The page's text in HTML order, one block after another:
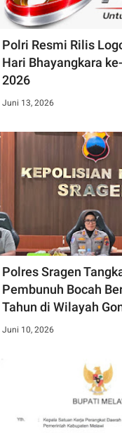
Polri Resmi Rilis
Hari Bhayangkara
2026
Juni 13, 2026
Polres Sragen
Pembunuh Bocah
Tahun di Wilayah
Juni 10, 2026